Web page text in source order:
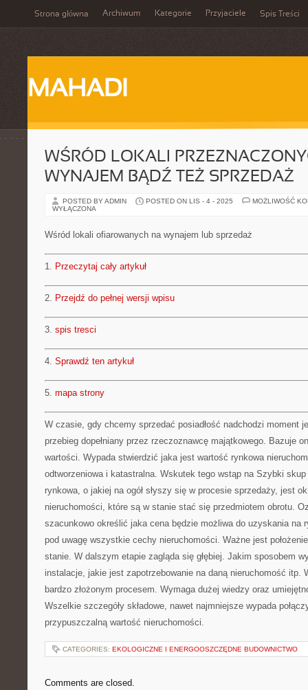
Strona główna Archiwum Kategorie Przyjaciele Spis Treści
MAHADI
WŚRÓD LOKALI
WYNAJEM BĄDŹ TEŻ SPRZEDAŻ
POSTED BY ADMIN POSTED ON LIS - 4 - 2025
MOŻLIWOŚĆ
WYŁĄCZONA
Wśród lokali ofiarowanych na wynajem lub sprzedaż
1. Przeczytaj cały artykuł
2. Przejdź do pełnej wersji wpisu
3. spis tresci
4. Sprawdź ten artykuł
5. mapa strony
W czasie, gdy chcemy sprzedać posiadłość nadchodzi moment
przebieg dopełniany przez rzeczoznawcę majątkowego. Bazuje
wartości. Wypada stwierdzić jaka jest wartość rynkowa
odtworzeniowa i katastralna. Wskutek tego wstąp na Szybki
rynkowa, o jakiej na ogół słyszy się w procesie sprzedaży, jest
nieruchomości, które są w stanie stać się przedmiotem obrotu.
szacunkowo określić jaka cena będzie możliwa do uzyskania na
pod uwagę wszystkie cechy nieruchomości. Ważne jest
stanie. W dalszym etapie zagląda się głębiej. Jakim sposobem
instalacje, jakie jest zapotrzebowanie na daną nieruchomość itp.
bardzo złożonym procesem. Wymaga dużej wiedzy oraz
Wszelkie szczegóły składowe, nawet najmniejsze wypada
przypuszczalną wartość nieruchomości.
CATEGORIES: EKOLOGICZNE I ENERGOOSZCZĘDNE BUDOWNICTWO
Comments are closed.